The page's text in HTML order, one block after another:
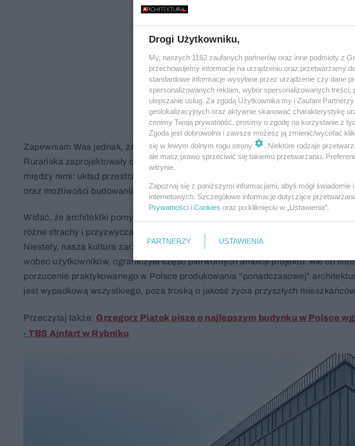
Zapewniam Was jednak, że o tym miejscu będzie głośno! Dlaczego? Bo Kinga
Rurańska zaprojektowały osiedle, a nie budynki. W centrum uwagi znalazły się
między nimi: układ przestrzeni wspólnych, sposób prowadzenia ruchu, kontakt
oraz możliwości budowania codziennych relacji sąsiedzkich.
Widać, że architektki pomyślały o tym wszystkim, co ważne. Nie wszystko
różne strachy i przyzwyczajenia inwestora, które być może pozbawiły to osiedle
Niestety, nasza kultura zarządzania przestrzenią, oparta na ostrożności,
wobec użytkowników, ograniczyła część pierwotnych ambicji projektu. Ale co
porzucenie praktykowanego w Polsce produkowania “ponadczasowej”
jest wypadkową wszystkiego, poza troską o jakość życia przyszłych
Przeczytaj także: Grzegorz Piątek pisze o najlepszym budynku w Polsce
- TBS Ajnfart w Rybniku
Drogi Użytkowniku,
My, naszych 1162 zaufanych partnerów oraz inne podmioty z
przechowujemy informacje na urządzeniu oraz przetwarzamy
standardowe informacje wysyłane przez urządzenie czy dane
spersonalizowanych reklam, wybór spersonalizowanych treści,
ulepszanie usług. Za zgodą Użytkownika my i Zaufani
geolokalizacyjnych oraz aktywnie skanować charakterystykę
cenimy Twoją prywatność, prosimy o zgodę na korzystanie z
Zgoda jest dobrowolna i zawsze możesz ją zmienić/wycofać
się w lewym dolnym rogu strony
. Niektóre rodzaje
ale masz prawo sprzeciwić się takiemu przetwarzaniu.
witrynie.
Zapoznaj się z poniższymi informacjami, abyś mógł
internetowych. Szczegółowe informacje dotyczące
Prywatności i Cookies oraz po kliknięciu w „Ustawienia”.
PARTNERZY USTAWIENIA